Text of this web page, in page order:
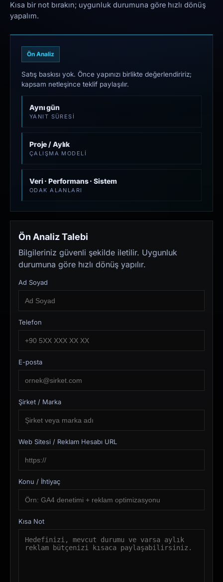
Kısa bir not bırakın; uygunluk durumuna göre hızlı dönüş
yapalım.
Ön Analiz
Satış baskısı yok. Önce yapınızı birlikte değerlendiririz;
kapsam netleşince teklif paylaşılır.
Aynı gün
YANIT SÜRESI
Proje / Aylık
ÇALIŞMA MODELI
Veri · Performans · Sistem
ODAK ALANLARI
Ön Analiz Talebi
Bilgileriniz güvenli şekilde iletilir. Uygunluk
durumuna göre hızlı dönüş yapılır.
Ad Soyad
Telefon
E-posta
Şirket / Marka
Web Sitesi / Reklam Hesabı URL
Konu / İhtiyaç
Kısa Not